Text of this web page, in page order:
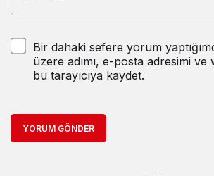
Bir dahaki sefere yorum
üzere adımı, e-posta adresimi ve
bu tarayıcıya kaydet.
YORUM GÖNDER